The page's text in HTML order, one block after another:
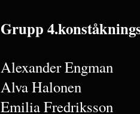
Grupp
Alexander Engman
Alva Halonen
Emilia Fredriksson